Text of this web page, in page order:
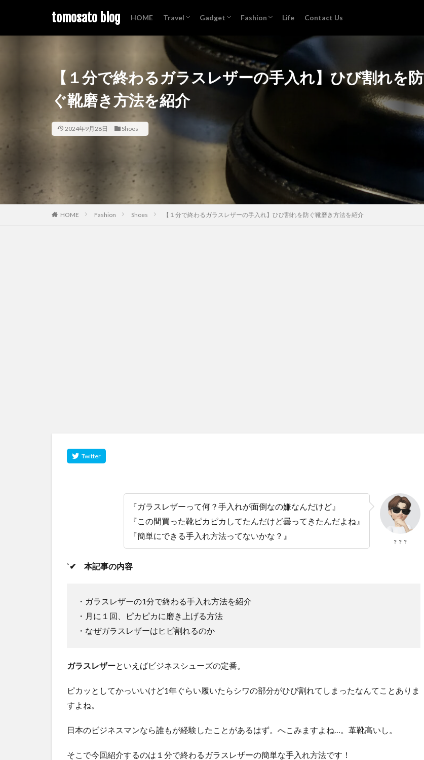
tomosato blog HOME Travel
Hawaii
旅行記
Gadget
AirPods Pro
iPhone
MacBook Air
Amazon
Fashion Life Contact Us
【１分で終わるガラスレザーの手入れ】ひび割れを防
ぐ靴磨き方法を紹介
2024年9月28日 Shoes
HOME Fashion Shoes 【１分で終わるガラスレザーの手入れ】ひび割れを防ぐ靴磨き方法を紹介
？？？
『ガラスレザーって何？手入れが面倒なの嫌なんだけど』
『この間買った靴ピカピカしてたんだけど曇ってきたんだよね』
『簡単にできる手入れ方法ってないかな？』
`✔ 本記事の内容
・ガラスレザーの1分で終わる手入れ方法を紹介
・月に１回、ピカピカに磨き上げる方法
・なぜガラスレザーはヒビ割れるのか
ガラスレザーといえばビジネスシューズの定番。
ピカッとしてかっいいけど1年ぐらい履いたらシワの部分がひび割れてしまったなんてことありま
すよね。
日本のビジネスマンなら誰もが経験したことがあるはず。へこみますよね…。革靴高いし。
そこで今回紹介するのは１分で終わるガラスレザーの簡単な手入れ方法です！